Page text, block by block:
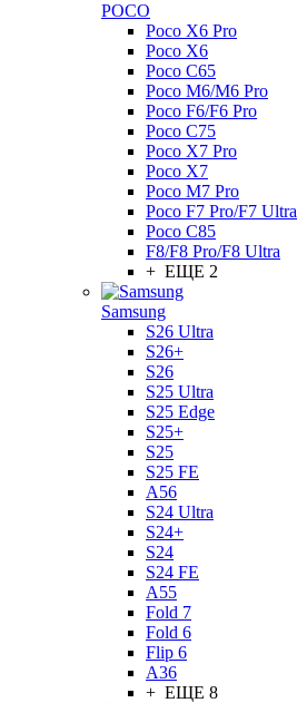
POCO
Poco X6 Pro
Poco X6
Poco C65
Poco M6/M6 Pro
Poco F6/F6 Pro
Poco C75
Poco X7 Pro
Poco X7
Poco M7 Pro
Poco F7 Pro/F7 Ultra
Poco C85
F8/F8 Pro/F8 Ultra
+ ЕЩЕ 2
Samsung
S26 Ultra
S26+
S26
S25 Ultra
S25 Edge
S25+
S25
S25 FE
A56
S24 Ultra
S24+
S24
S24 FE
A55
Fold 7
Fold 6
Flip 6
A36
+ ЕЩЕ 8